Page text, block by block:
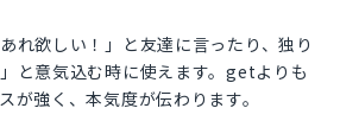
れ欲しい！」と友達に言ったり、独り
と意気込む時に使えます。getよりも
が強く、本気度が伝わります。